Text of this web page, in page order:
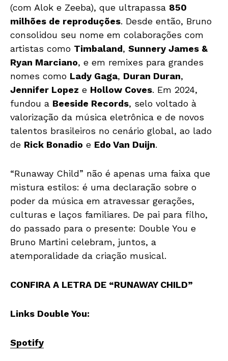
(com Alok e Zeeba), que ultrapassa 850
milhões de reproduções. Desde então, Bruno
consolidou seu nome em colaborações com
artistas como Timbaland, Sunnery James &
Ryan Marciano, e em remixes para grandes
nomes como Lady Gaga, Duran Duran,
Jennifer Lopez e Hollow Coves. Em 2024,
fundou a Beeside Records, selo voltado à
valorização da música eletrônica e de novos
talentos brasileiros no cenário global, ao lado
de Rick Bonadio e Edo Van Duijn.
“Runaway Child” não é apenas uma faixa que
mistura estilos: é uma declaração sobre o
poder da música em atravessar gerações,
culturas e laços familiares. De pai para filho,
do passado para o presente: Double You e
Bruno Martini celebram, juntos, a
atemporalidade da criação musical.
CONFIRA A LETRA DE “RUNAWAY CHILD”
Links Double You:
Spotify